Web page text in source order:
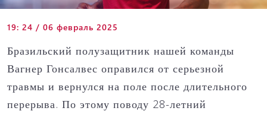
19: 24 / 06 февраль 2025
Бразильский полузащитник нашей команды
Вагнер Гонсалвес оправился от серьезной
травмы и вернулся на поле после длительного
перерыва. По этому поводу 28-летний